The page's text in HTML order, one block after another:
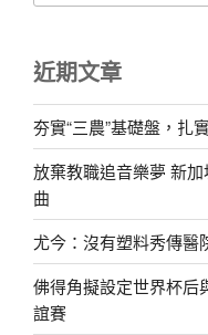
近期文章
夯實“三農”基礎盤，扎
放棄教職追音樂夢 新
曲
尤今：沒有塑料秀傳醫
佛得角擬設定世界杯后
誼賽